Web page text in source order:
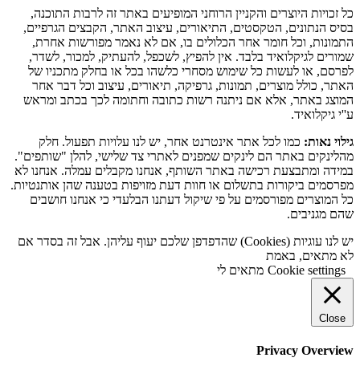
כל זכויות היוצרים והקניין הרוחני המופיעים באתר זה לרבות התוכנה,
בסיס הנתונים, הטקסטים, התיאורים, עיצוב האתר, הקבצים הגרפיים,
התמונות, וכל חומר אחר הכלולים בו, אם לא נאמר מפורשות אחרת,
שמורים לגיקלואיד בלבד. אין להפיץ, לשכפל, להעתיק, למכור, לשדר,
לפרסם, או לעשות כל שימוש מסחרי כלשהו בכל או בחלק מתכניו של
האתר, כולל מוצרים, תמונות, גרפיקה, תיאורים, עיצוב וכל דבר אחר
המוצג באתר, אלא אם ניתנה רשות כתובה וחתומה לכך בכתב ומראש
ע''י גיקלואיד.
גילוי נאות: כמו לכל אתר אינטרנט אחר, יש לנו עלויות תפעול. חלק
מהלינקים באתר הם לינקים שמפנים לאתרי צד שלישי, להלן "שותפים".
במידה ומתבצעת רכישה באתר השותף, אנחנו מקבלים עמלה. אנחנו לא
מפרסמים ביקורות בתשלום או חוות דעת מזויפות בטענה שהן אותנטיות.
כל המוצרים מפורסמים על פי שיקול דעתנו הבלעדי כי אנחנו חושבים
שהם מגניבים.
יש לנו עוגיות (Cookies) שהדפדפן שלכם יעוף עליהן. אבל זה בסדר אם
לא מתאים, באמת
Cookie settings מתאים לי
Close
Privacy Overview